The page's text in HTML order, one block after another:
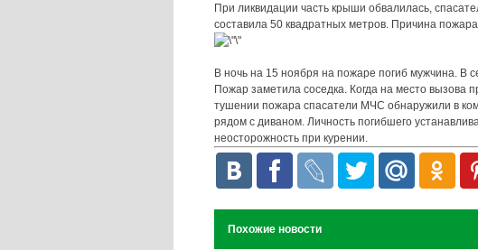
При ликвидации часть крыши обвалилась,
составила 50 квадратных метров. Причина
В ночь на 15 ноября на пожаре погиб мужчина. В
Пожар заметила соседка. Когда на место
тушении пожара спасатели МЧС обнаружили в
рядом с диваном. Личность погибшего
неосторожность при курении.
Похожие новости